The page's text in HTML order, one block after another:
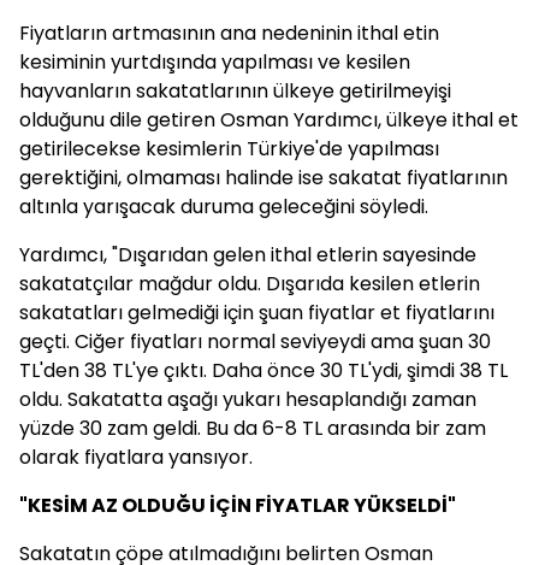
Fiyatların artmasının ana nedeninin ithal etin
kesiminin yurtdışında yapılması ve kesilen
hayvanların sakatatlarının ülkeye getirilmeyişi
olduğunu dile getiren Osman Yardımcı, ülkeye ithal et
getirilecekse kesimlerin Türkiye'de yapılması
gerektiğini, olmaması halinde ise sakatat fiyatlarının
altınla yarışacak duruma geleceğini söyledi.
Yardımcı, "Dışarıdan gelen ithal etlerin sayesinde
sakatatçılar mağdur oldu. Dışarıda kesilen etlerin
sakatatları gelmediği için şuan fiyatlar et fiyatlarını
geçti. Ciğer fiyatları normal seviyeydi ama şuan 30
TL'den 38 TL'ye çıktı. Daha önce 30 TL'ydi, şimdi 38 TL
oldu. Sakatatta aşağı yukarı hesaplandığı zaman
yüzde 30 zam geldi. Bu da 6-8 TL arasında bir zam
olarak fiyatlara yansıyor.
"KESİM AZ OLDUĞU İÇİN FİYATLAR YÜKSELDİ"
Sakatatın çöpe atılmadığını belirten Osman